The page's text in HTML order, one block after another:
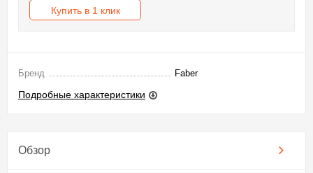
Купить в 1 клик
Бренд Faber
Подробные характеристики
Обзор